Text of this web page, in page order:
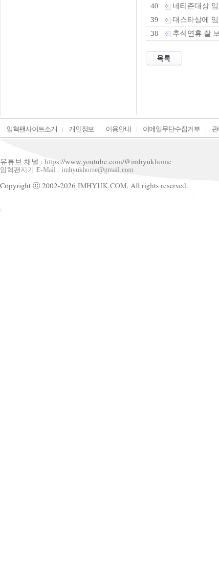
40 네티즌대상
39 대스타상에
38 추석연휴 잘
임혁팬사이트소개 개인정보 이용안내 이메일무단수집거부
유튜브 채널 : https://www.youtube.com/@imhyukhome
임혁팬지기 E-Mail : imhyukhome@gmail.com
Copyright ⓒ 2002-2026 IMHYUK.COM, All rights reserved.